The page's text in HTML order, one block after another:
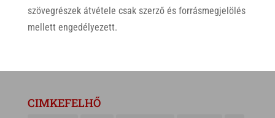
szövegrészek átvétele csak szerző és forrásmegjelölés
mellett engedélyezett.
CIMKEFELHŐ